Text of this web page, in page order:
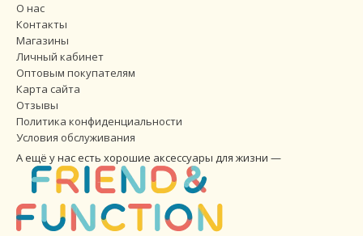
О нас
Контакты
Магазины
Личный кабинет
Оптовым покупателям
Карта сайта
Отзывы
Политика конфиденциальности
Условия обслуживания
А ещё у нас есть хорошие аксессуары для жизни —